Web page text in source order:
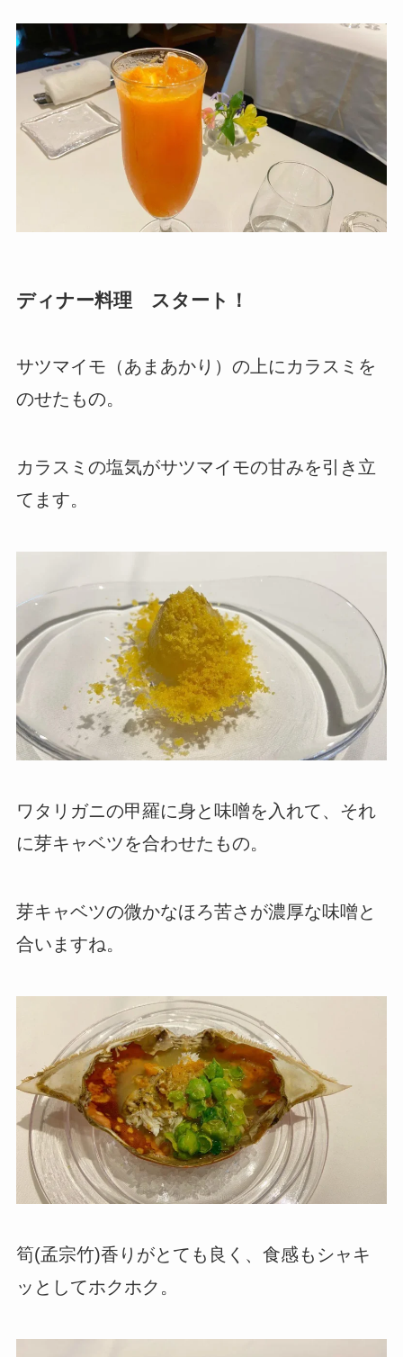
ディナー料理 スタート！
サツマイモ（あまあかり）の上にカラスミを
のせたもの。
カラスミの塩気がサツマイモの甘みを引き立
てます。
ワタリガニの甲羅に身と味噌を入れて、それ
に芽キャベツを合わせたもの。
芽キャベツの微かなほろ苦さが濃厚な味噌と
合いますね。
筍(孟宗竹)香りがとても良く、食感もシャキ
ッとしてホクホク。